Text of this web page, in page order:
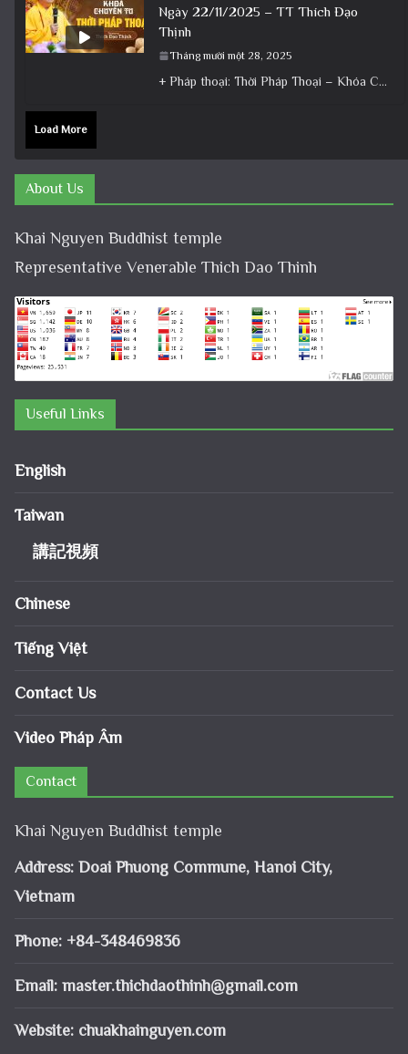
Ngày 22/11/2025 – TT Thích Đạo
Thịnh
Tháng mười một 28, 2025
+ Pháp thoại: Thời Pháp Thoại – Khóa Chuyên Tu Ngày 22/11/2025 – TT Thích Đạo Thịnh + Album: Pháp
Load More
About Us
Khai Nguyen Buddhist temple
Representative Venerable Thich Dao Thinh
Useful Links
English
Taiwan
講記視頻
Chinese
Tiếng Việt
Contact Us
Video Pháp Âm
Contact
Khai Nguyen Buddhist temple
Address: Doai Phuong Commune, Hanoi City,
Vietnam
Phone: +84-348469836
Email: master.thichdaothinh@gmail.com
Website: chuakhainguyen.com